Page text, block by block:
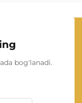
bog'lanadi.